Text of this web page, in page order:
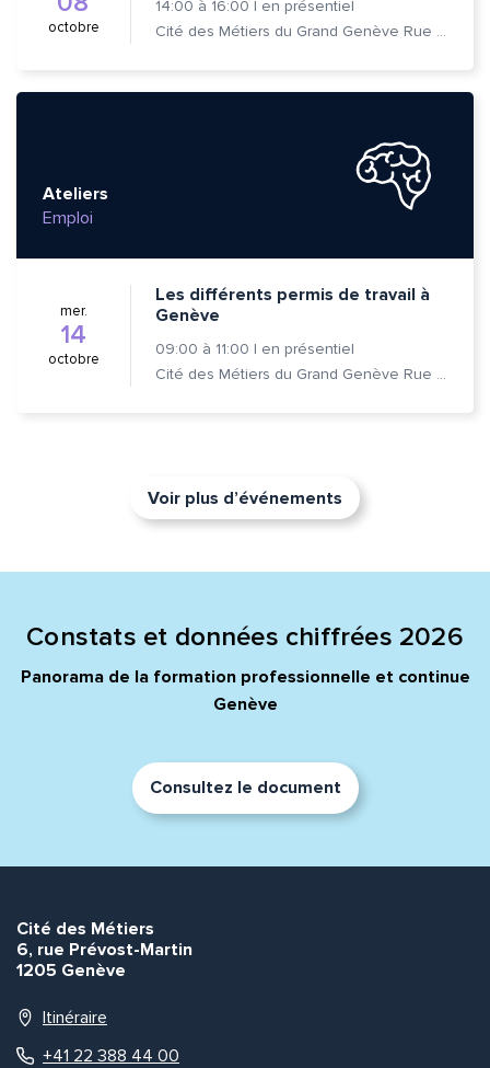
octobre
14:00 à 16:00 | en présentiel
Cité des Métiers du Grand Genève Rue Prévost-Martin 6 1205 Genève
Ateliers
Emploi
mer.
14
octobre
Les différents permis de travail à
Genève
09:00 à 11:00 | en présentiel
Cité des Métiers du Grand Genève Rue Prévost-Martin 6 1205 Genève
Voir plus d’événements
Constats et données chiffrées 2026
Panorama de la formation professionnelle et continue
Genève
Consultez le document
Cité des Métiers
6, rue Prévost-Martin
1205 Genève
Itinéraire
+41 22 388 44 00